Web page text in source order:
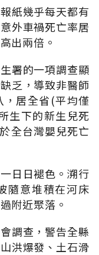
紙幾乎每天都有
外車禍死亡率居
出兩倍。
署的一項調查顯
乏，導致非醫師
，居全省(平均僅
生下的新生兒死
全台灣嬰兒死亡
日日褪色。溯行
隨意堆積在河床
附近聚落。
調查，警告全縣
洪爆發、土石滑